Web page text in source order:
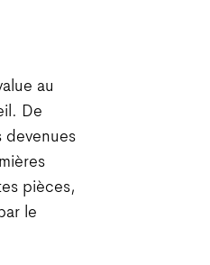
au
De
devenues
pièces,
le